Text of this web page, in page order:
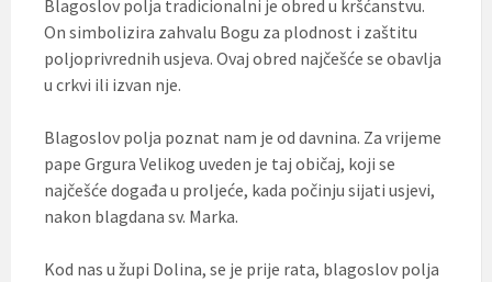
Blagoslov polja tradicionalni je obred u kršćanstvu.
On simbolizira zahvalu Bogu za plodnost i zaštitu
poljoprivrednih usjeva. Ovaj obred najčešće se obavlja
u crkvi ili izvan nje.
Blagoslov polja poznat nam je od davnina. Za vrijeme
pape Grgura Velikog uveden je taj običaj, koji se
najčešće događa u proljeće, kada počinju sijati usjevi,
nakon blagdana sv. Marka.
Kod nas u župi Dolina, se je prije rata, blagoslov polja